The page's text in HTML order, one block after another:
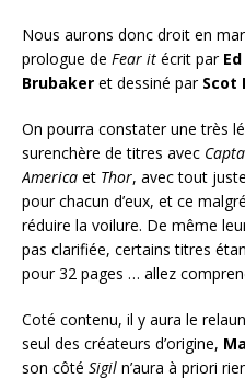
Nous aurons donc droit en
prologue de Fear it écrit par Ed
Brubaker et dessiné par Scot
On pourra constater une très
surenchère de titres avec
America et Thor, avec tout
pour chacun d’eux, et ce
réduire la voilure. De même
pas clarifiée, certains titres
pour 32 pages … allez
Coté contenu, il y aura le
seul des créateurs d’origine,
son côté Sigil n’aura à priori